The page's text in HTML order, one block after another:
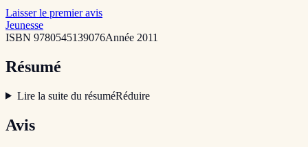
Laisser le premier avis
Jeunesse
ISBN 9780545139076Année 2011
Résumé
Lire la suite du résuméRéduire
Avis